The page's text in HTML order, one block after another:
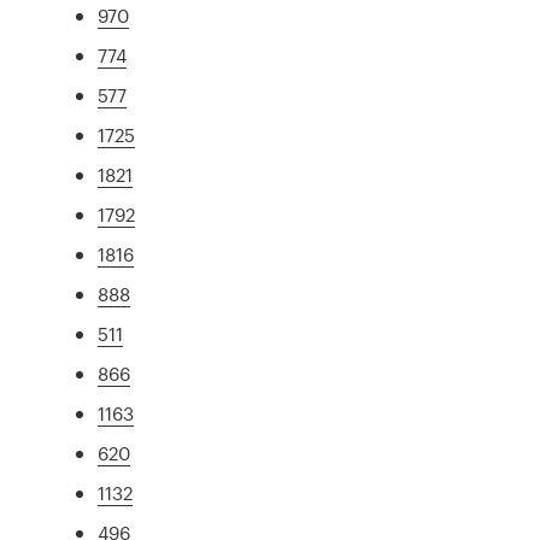
970
774
577
1725
1821
1792
1816
888
511
866
1163
620
1132
496